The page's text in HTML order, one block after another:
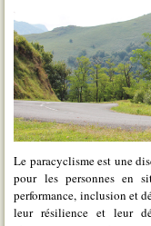
Le paracyclisme est une
pour les personnes en
performance, inclusion et
leur résilience et leur